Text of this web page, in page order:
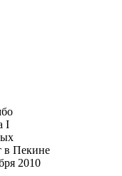
I
в Пекине
2010